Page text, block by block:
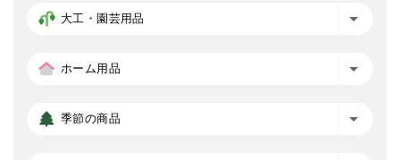
大工・園芸用品
ホーム用品
季節の商品